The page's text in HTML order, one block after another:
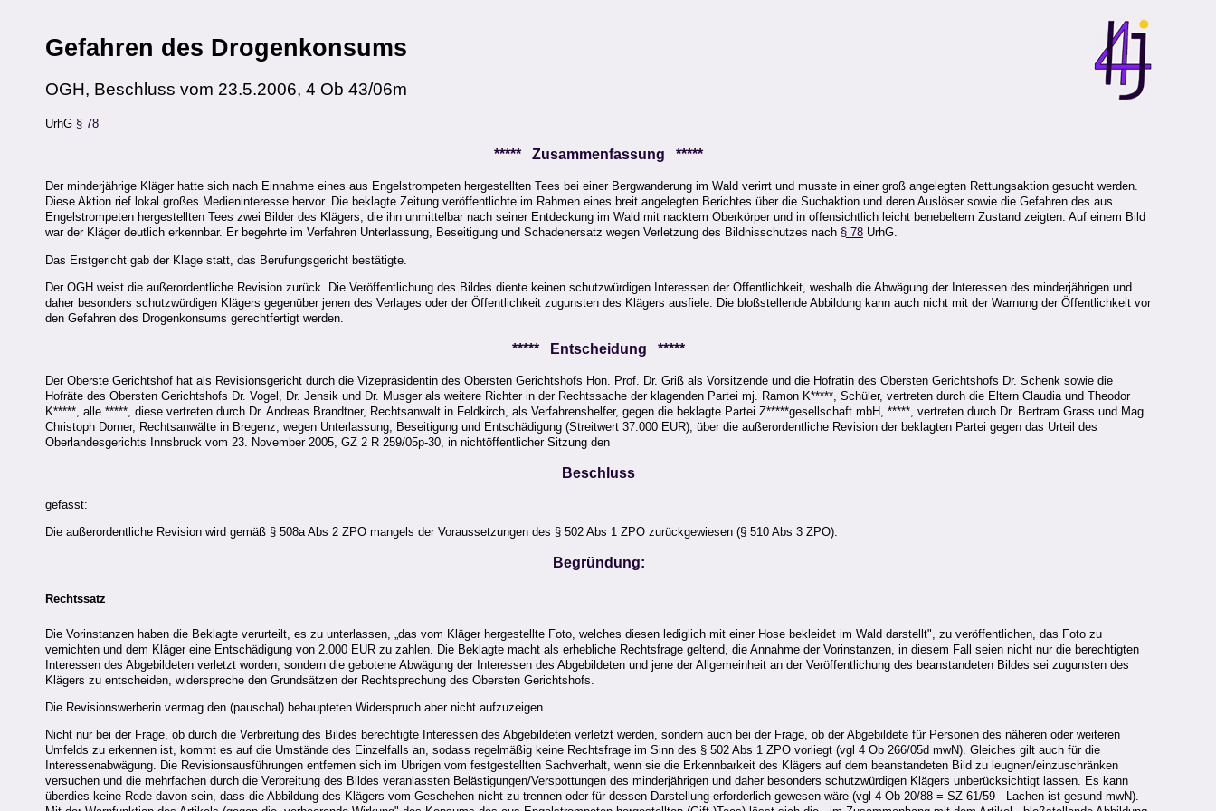
Gefahren des Drogenkonsums
OGH, Beschluss vom 23.5.2006, 4 Ob 43/06m
UrhG § 78
***** Zusammenfassung *****
Der minderjährige Kläger hatte sich nach Einnahme eines aus Engelstrompeten hergestellten Tees bei einer Bergwanderung im Wald verirrt und musste in einer groß angelegten Rettungsaktion gesucht werden.
Diese Aktion rief lokal großes Medieninteresse hervor. Die beklagte Zeitung veröffentlichte im Rahmen eines breit angelegten Berichtes über die Suchaktion und deren Auslöser sowie die Gefahren des aus
Engelstrompeten hergestellten Tees zwei Bilder des Klägers, die ihn unmittelbar nach seiner Entdeckung im Wald mit nacktem Oberkörper und in offensichtlich leicht benebeltem Zustand zeigten. Auf einem Bild
war der Kläger deutlich erkennbar. Er begehrte im Verfahren Unterlassung, Beseitigung und Schadenersatz wegen Verletzung des Bildnisschutzes nach § 78 UrhG.
Das Erstgericht gab der Klage statt, das Berufungsgericht bestätigte.
Der OGH weist die außerordentliche Revision zurück. Die Veröffentlichung des Bildes diente keinen schutzwürdigen Interessen der Öffentlichkeit, weshalb die Abwägung der Interessen des minderjährigen und
daher besonders schutzwürdigen Klägers gegenüber jenen des Verlages oder der Öffentlichkeit zugunsten des Klägers ausfiele. Die bloßstellende Abbildung kann auch nicht mit der Warnung der Öffentlichkeit vor
den Gefahren des Drogenkonsums gerechtfertigt werden.
***** Entscheidung *****
Der Oberste Gerichtshof hat als Revisionsgericht durch die Vizepräsidentin des Obersten Gerichtshofs Hon. Prof. Dr. Griß als Vorsitzende und die Hofrätin des Obersten Gerichtshofs Dr. Schenk sowie die
Hofräte des Obersten Gerichtshofs Dr. Vogel, Dr. Jensik und Dr. Musger als weitere Richter in der Rechtssache der klagenden Partei mj. Ramon K*****, Schüler, vertreten durch die Eltern Claudia und Theodor
K*****, alle *****, diese vertreten durch Dr. Andreas Brandtner, Rechtsanwalt in Feldkirch, als Verfahrenshelfer, gegen die beklagte Partei Z*****gesellschaft mbH, *****, vertreten durch Dr. Bertram Grass und Mag.
Christoph Dorner, Rechtsanwälte in Bregenz, wegen Unterlassung, Beseitigung und Entschädigung (Streitwert 37.000 EUR), über die außerordentliche Revision der beklagten Partei gegen das Urteil des
Oberlandesgerichts Innsbruck vom 23. November 2005, GZ 2 R 259/05p-30, in nichtöffentlicher Sitzung den
Beschluss
gefasst:
Die außerordentliche Revision wird gemäß § 508a Abs 2 ZPO mangels der Voraussetzungen des § 502 Abs 1 ZPO zurückgewiesen (§ 510 Abs 3 ZPO).
Begründung:
Rechtssatz
Die Vorinstanzen haben die Beklagte verurteilt, es zu unterlassen, „das vom Kläger hergestellte Foto, welches diesen lediglich mit einer Hose bekleidet im Wald darstellt", zu veröffentlichen, das Foto zu
vernichten und dem Kläger eine Entschädigung von 2.000 EUR zu zahlen. Die Beklagte macht als erhebliche Rechtsfrage geltend, die Annahme der Vorinstanzen, in diesem Fall seien nicht nur die berechtigten
Interessen des Abgebildeten verletzt worden, sondern die gebotene Abwägung der Interessen des Abgebildeten und jene der Allgemeinheit an der Veröffentlichung des beanstandeten Bildes sei zugunsten des
Klägers zu entscheiden, widerspreche den Grundsätzen der Rechtsprechung des Obersten Gerichtshofs.
Die Revisionswerberin vermag den (pauschal) behaupteten Widerspruch aber nicht aufzuzeigen.
Nicht nur bei der Frage, ob durch die Verbreitung des Bildes berechtigte Interessen des Abgebildeten verletzt werden, sondern auch bei der Frage, ob der Abgebildete für Personen des näheren oder weiteren
Umfelds zu erkennen ist, kommt es auf die Umstände des Einzelfalls an, sodass regelmäßig keine Rechtsfrage im Sinn des § 502 Abs 1 ZPO vorliegt (vgl 4 Ob 266/05d mwN). Gleiches gilt auch für die
Interessenabwägung. Die Revisionsausführungen entfernen sich im Übrigen vom festgestellten Sachverhalt, wenn sie die Erkennbarkeit des Klägers auf dem beanstandeten Bild zu leugnen/einzuschränken
versuchen und die mehrfachen durch die Verbreitung des Bildes veranlassten Belästigungen/Verspottungen des minderjährigen und daher besonders schutzwürdigen Klägers unberücksichtigt lassen. Es kann
überdies keine Rede davon sein, dass die Abbildung des Klägers vom Geschehen nicht zu trennen oder für dessen Darstellung erforderlich gewesen wäre (vgl 4 Ob 20/88 = SZ 61/59 - Lachen ist gesund mwN).